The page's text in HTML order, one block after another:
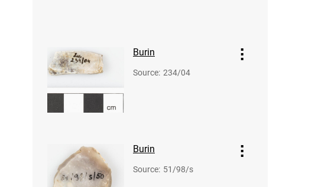
Burin
Source: 234/04
Burin
Source: 51/98/s